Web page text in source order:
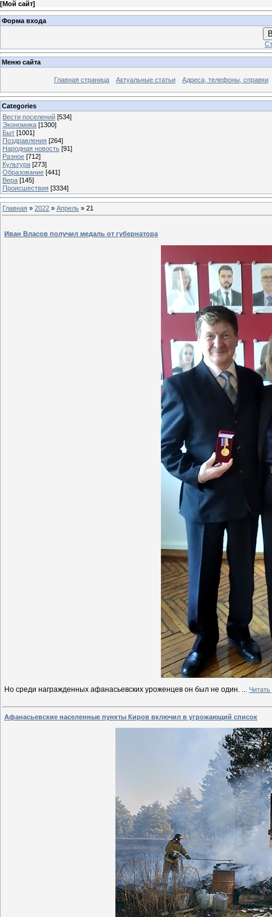
[Мой сайт]
Форма входа
Меню сайта
Главная страница Актуальные статьи Адреса, телефоны, справки
Categories
Вести поселений [534]
Экономика [1300]
Быт [1001]
Поздравления [264]
Народная новость [91]
Разное [712]
Культура [273]
Образование [441]
Вера [145]
Происшествия [3334]
Главная » 2022 » Апрель » 21
Иван Власов получил медаль от губернатора
Но среди награжденных афанасьевских уроженцев он был не один.
Афанасьевские населенные пункты Киров включил в угрожающий список